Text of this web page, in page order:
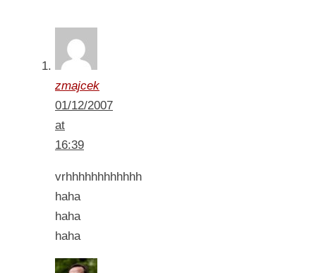
zmajcek
01/12/2007
at
16:39
vrhhhhhhhhhhhh
haha
haha
haha